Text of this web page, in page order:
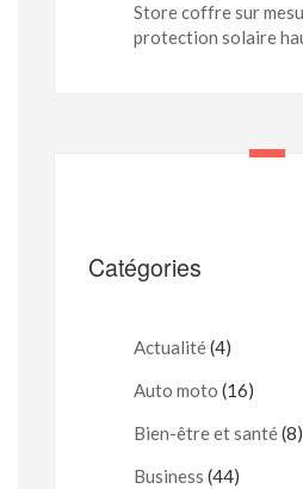
Store coffre sur
protection solaire
Catégories
Actualité(4)
Auto moto (16)
Bien-être et santé(8)
Business (44)